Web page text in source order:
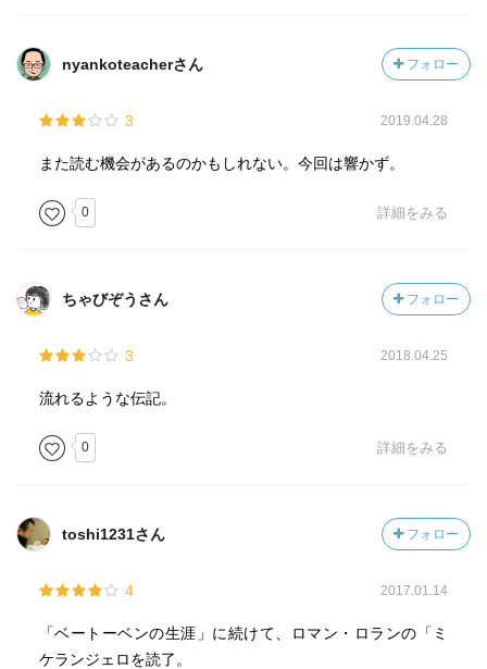
nyankoteacherさん フォロー
3 2019.04.28
また読む機会があるのかもしれない。今回は響かず。
0 詳細をみる
ちゃびぞうさん フォロー
3 2018.04.25
流れるような伝記。
0 詳細をみる
toshi1231さん フォロー
4 2017.01.14
「ベートーベンの生涯」に続けて、ロマン・ロランの「ミ
ケランジェロを読了。